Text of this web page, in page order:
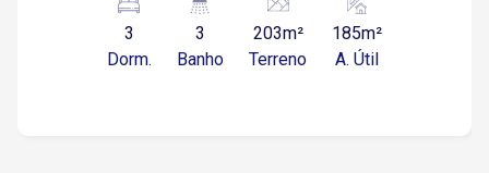
Iluminação de led
3
Dorm.
3
Banho
203m²
Terreno
185m²
A. Útil